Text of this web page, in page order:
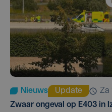
Nieuws Update
Zwaar ongeval op E403 in